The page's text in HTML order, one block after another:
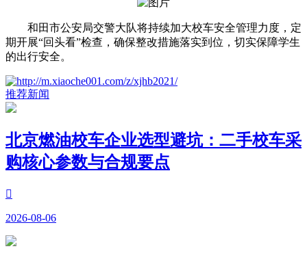
和田市公安局交警大队将持续加大校车安全管理力度，定
期开展“回头看”检查，确保整改措施落实到位，切实保障学生
的出行安全。
推荐新闻
北京燃油校车企业选型避坑：二手校车采
购核心参数与合规要点

2026-08-06